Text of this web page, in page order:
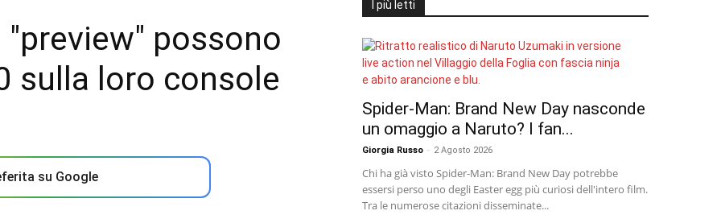
possono
sulla loro console
su Google
I più letti
Spider-Man: Brand New Day nasconde
un omaggio a Naruto? I fan...
Giorgia Russo - 2 Agosto 2026
Chi ha già visto Spider-Man: Brand New Day potrebbe
essersi perso uno degli Easter egg più curiosi dell'intero film.
Tra le numerose citazioni disseminate...